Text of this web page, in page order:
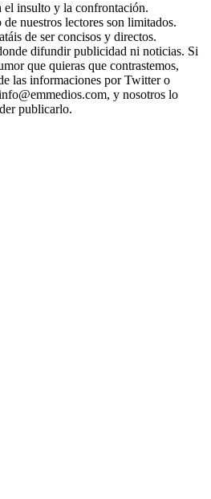
el insulto y la confrontación.
nuestros lectores son limitados.
de ser concisos y directos.
difundir publicidad ni noticias. Si
que quieras que contrastemos,
las informaciones por Twitter o
y nosotros lo
publicarlo.